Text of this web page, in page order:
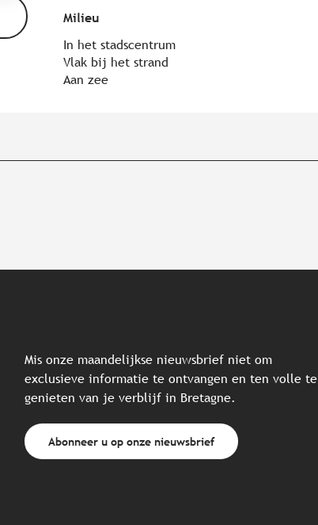
Milieu
Milieu
In het stadscentrum
Vlak bij het strand
Aan zee
Mis onze maandelijkse nieuwsbrief niet om
exclusieve informatie te ontvangen en ten volle te
genieten van je verblijf in Bretagne.
Abonneer u op onze nieuwsbrief